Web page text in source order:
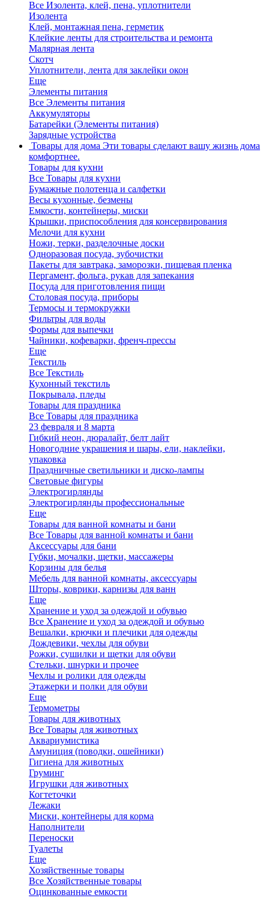
Все Изолента, клей, пена, уплотнители
Изолента
Клей, монтажная пена, герметик
Клейкие ленты для строительства и ремонта
Малярная лента
Скотч
Уплотнители, лента для заклейки окон
Еще
Элементы питания
Все Элементы питания
Аккумуляторы
Батарейки (Элементы питания)
Зарядные устройства
Товары для дома Эти товары сделают вашу жизнь дома
комфортнее.
Товары для кухни
Все Товары для кухни
Бумажные полотенца и салфетки
Весы кухонные, безмены
Емкости, контейнеры, миски
Крышки, приспособления для консервирования
Мелочи для кухни
Ножи, терки, разделочные доски
Одноразовая посуда, зубочистки
Пакеты для завтрака, заморозки, пищевая пленка
Пергамент, фольга, рукав для запекания
Посуда для приготовления пищи
Столовая посуда, приборы
Термосы и термокружки
Фильтры для воды
Формы для выпечки
Чайники, кофеварки, френч-прессы
Еще
Текстиль
Все Текстиль
Кухонный текстиль
Покрывала, пледы
Товары для праздника
Все Товары для праздника
23 февраля и 8 марта
Гибкий неон, дюралайт, белт лайт
Новогодние украшения и шары, ели, наклейки,
упаковка
Праздничные светильники и диско-лампы
Световые фигуры
Электрогирлянды
Электрогирлянды профессиональные
Еще
Товары для ванной комнаты и бани
Все Товары для ванной комнаты и бани
Аксессуары для бани
Губки, мочалки, щетки, массажеры
Корзины для белья
Мебель для ванной комнаты, аксессуары
Шторы, коврики, карнизы для ванн
Еще
Хранение и уход за одеждой и обувью
Все Хранение и уход за одеждой и обувью
Вешалки, крючки и плечики для одежды
Дождевики, чехлы для обуви
Рожки, сушилки и щетки для обуви
Стельки, шнурки и прочее
Чехлы и ролики для одежды
Этажерки и полки для обуви
Еще
Термометры
Товары для животных
Все Товары для животных
Аквариумистика
Амуниция (поводки, ошейники)
Гигиена для животных
Груминг
Игрушки для животных
Когтеточки
Лежаки
Миски, контейнеры для корма
Наполнители
Переноски
Туалеты
Еще
Хозяйственные товары
Все Хозяйственные товары
Оцинкованные емкости